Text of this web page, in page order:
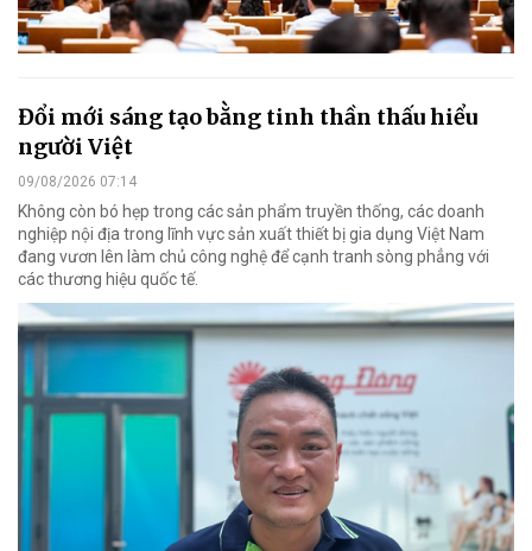
Đổi mới sáng tạo bằng tinh thần thấu hiểu
người Việt
09/08/2026 07:14
Không còn bó hẹp trong các sản phẩm truyền thống, các doanh
nghiệp nội địa trong lĩnh vực sản xuất thiết bị gia dụng Việt Nam
đang vươn lên làm chủ công nghệ để cạnh tranh sòng phẳng với
các thương hiệu quốc tế.